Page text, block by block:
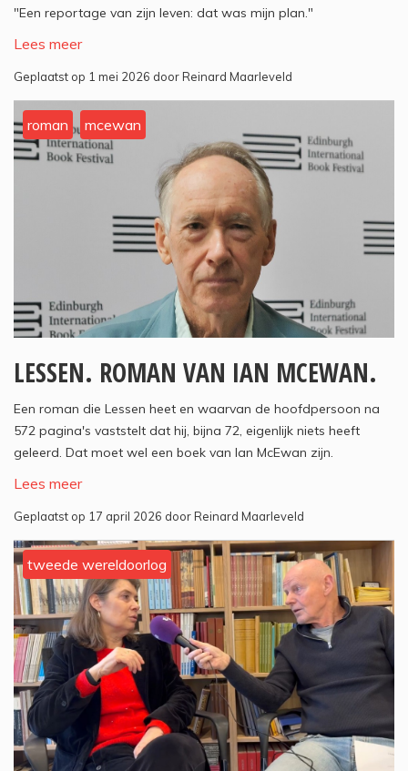
"Een reportage van zijn leven: dat was mijn plan."
Lees meer
Geplaatst op 1 mei 2026 door Reinard Maarleveld
roman mcewan
LESSEN. ROMAN VAN IAN MCEWAN.
Een roman die Lessen heet en waarvan de hoofdpersoon na
572 pagina's vaststelt dat hij, bijna 72, eigenlijk niets heeft
geleerd. Dat moet wel een boek van Ian McEwan zijn.
Lees meer
Geplaatst op 17 april 2026 door Reinard Maarleveld
tweede wereldoorlog